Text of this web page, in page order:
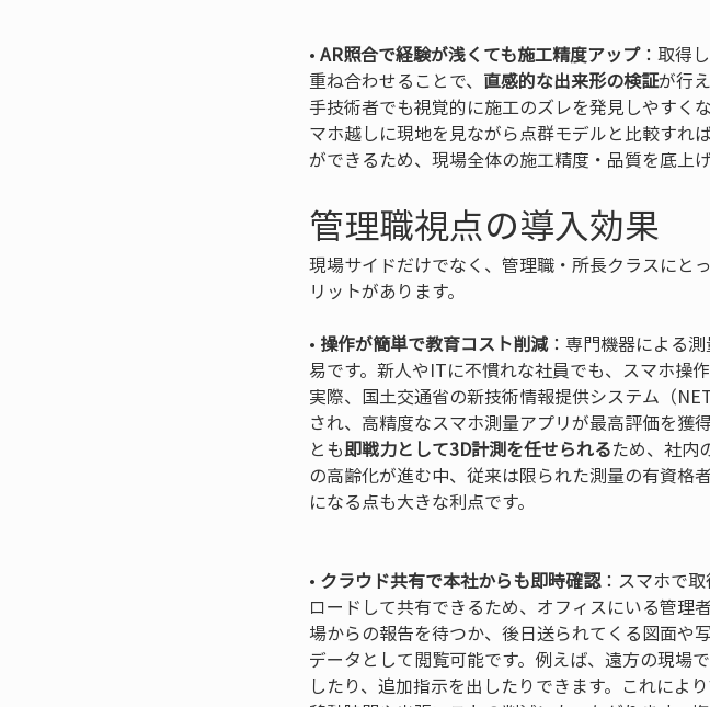
• AR照合で経験が浅くても施工精度アップ：取得
重ね合わせることで、 直感的な出来形の検証が行
手技術者でも視覚的に施工のズレを発見しやすく
マホ越しに現地を見ながら点群モデルと比較すれ
ができるため、現場全体の施工精度・品質を底上げ
管理職視点の導入効果
現場サイドだけでなく、管理職・所長クラスにと
リットがあります。
• 操作が簡単で教育コスト削減：専門機器による
易です。新人やITに不慣れな社員でも、スマホ操
実際、国土交通省の新技術情報提供システム（
され、高精度なスマホ測量アプリが最高評価を獲
とも即戦力として3D計測を任せられるため、社内
の高齢化が進む中、従来は限られた測量の有資格
になる点も大きな利点です。
• クラウド共有で本社からも即時確認：スマホで
ロードして共有できるため、オフィスにいる管理
場からの報告を待つか、後日送られてくる図面や
データとして閲覧可能です。例えば、遠方の現場
したり、追加指示を出したりできます。これによ